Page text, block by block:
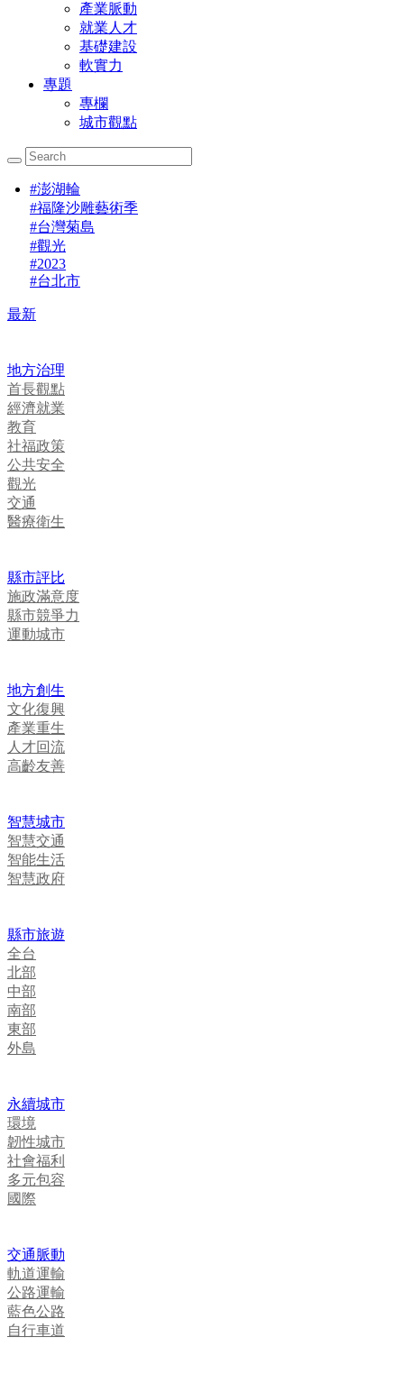
產業脈動
就業人才
基礎建設
軟實力
專題
專欄
城市觀點
#澎湖輪
#福隆沙雕藝術季
#台灣菊島
#觀光
#2023
#台北市
最新
地方治理
首長觀點
經濟就業
教育
社福政策
公共安全
觀光
交通
醫療衛生
縣市評比
施政滿意度
縣市競爭力
運動城市
地方創生
文化復興
產業重生
人才回流
高齡友善
智慧城市
智慧交通
智能生活
智慧政府
縣市旅遊
全台
北部
中部
南部
東部
外島
永續城市
環境
韌性城市
社會福利
多元包容
國際
交通脈動
軌道運輸
公路運輸
藍色公路
自行車道